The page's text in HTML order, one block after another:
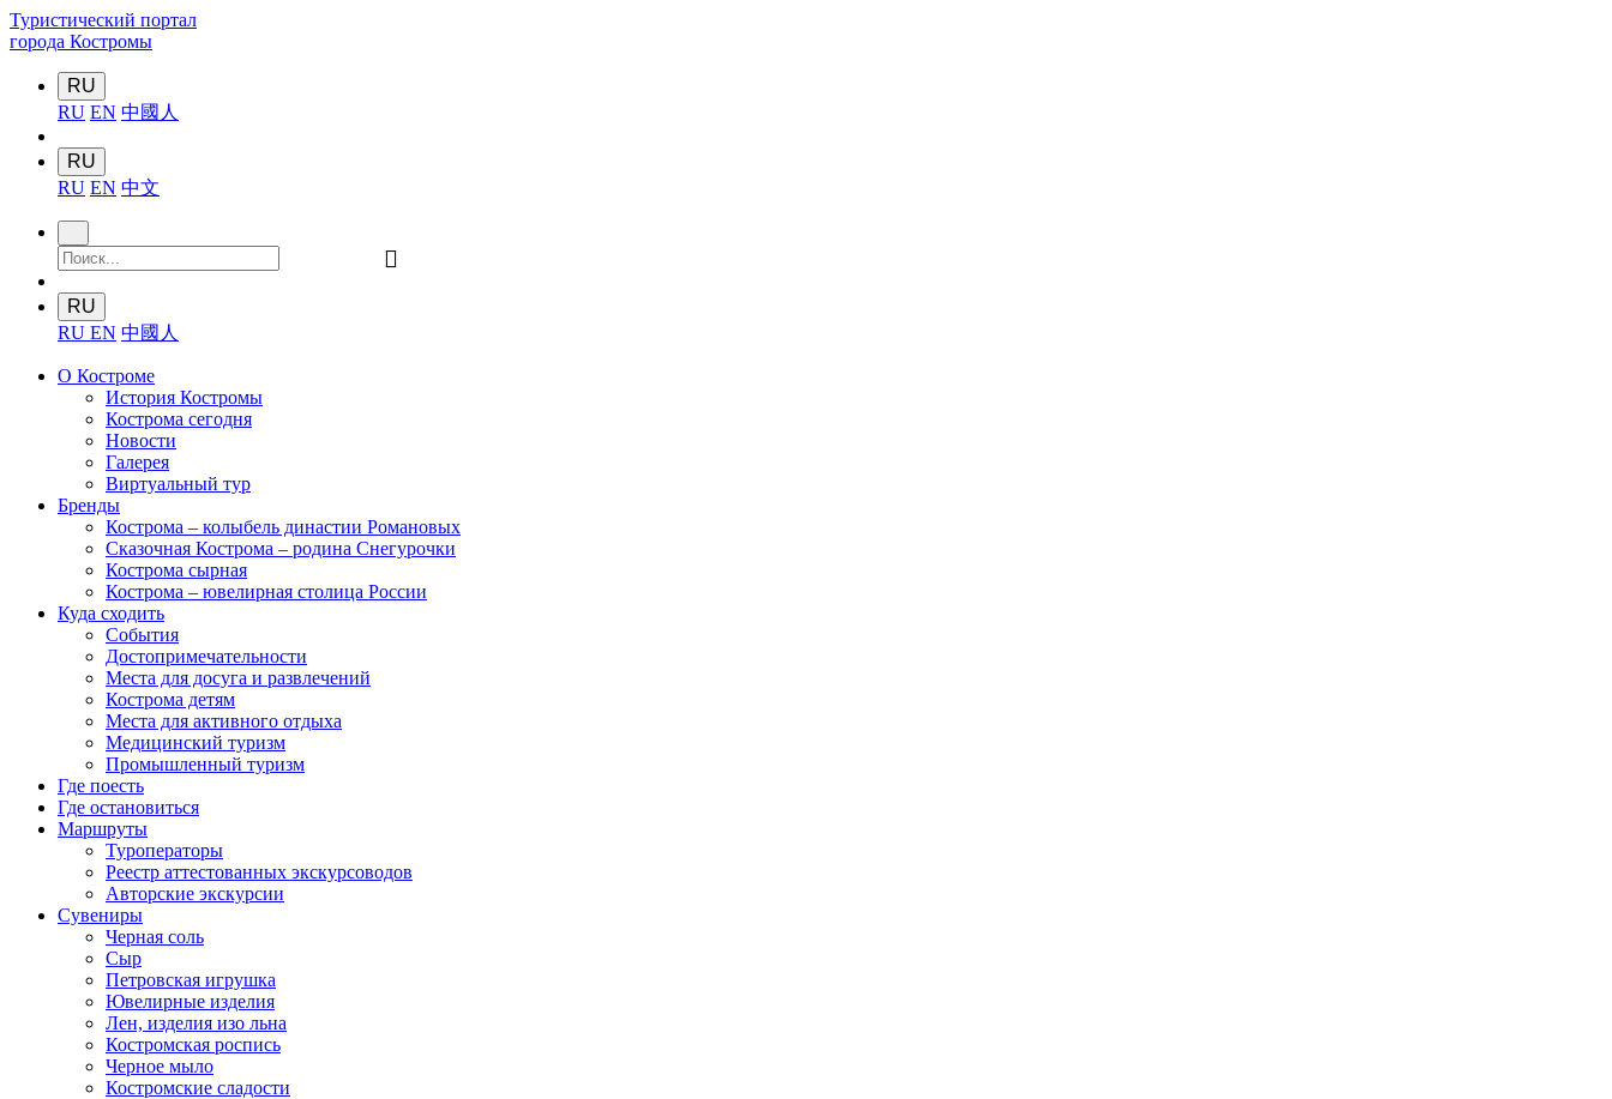
Туристический портал
города Костромы
RU
RU EN 中國人
RU
RU EN 中文
󰍉
RU
RU EN 中國人
О Костроме
История Костромы
Кострома сегодня
Новости
Галерея
Виртуальный тур
Бренды
Кострома – колыбель династии Романовых
Сказочная Кострома – родина Снегурочки
Кострома сырная
Кострома – ювелирная столица России
Куда сходить
События
Достопримечательности
Места для досуга и развлечений
Кострома детям
Места для активного отдыха
Медицинский туризм
Промышленный туризм
Где поесть
Где остановиться
Маршруты
Туроператоры
Реестр аттестованных экскурсоводов
Авторские экскурсии
Сувениры
Черная соль
Сыр
Петровская игрушка
Ювелирные изделия
Лен, изделия изо льна
Костромская роспись
Черное мыло
Костромские сладости